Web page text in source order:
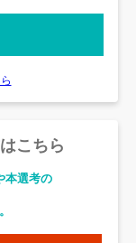
こちら
本選考の